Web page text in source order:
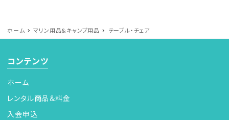
ホーム マリン用品&キャンプ用品 テーブル・チェア
コンテンツ
ホーム
レンタル商品＆料金
入会申込